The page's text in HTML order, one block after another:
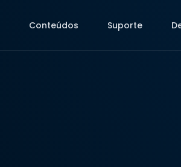
Conteúdos Suporte